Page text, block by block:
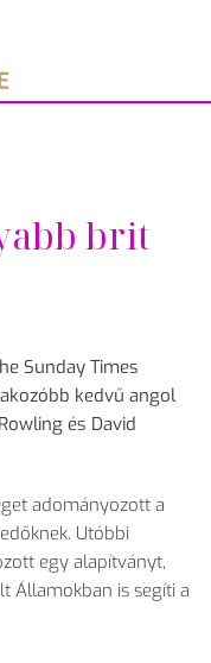
brit
Sunday Times
kedvű angol
és David
adományozott a
Utóbbi
egy alapítványt,
Államokban is segíti a